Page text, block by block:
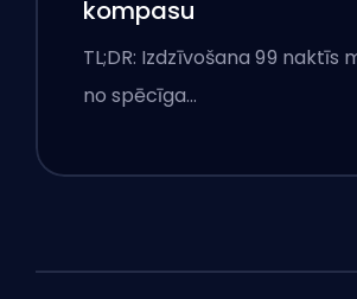
kompasu
TL;DR: Izdzīvošana 99 naktīs
no spēcīga…